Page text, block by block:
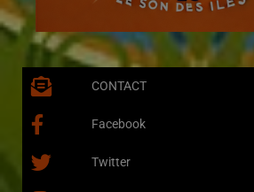
CONTACT
Facebook
Twitter